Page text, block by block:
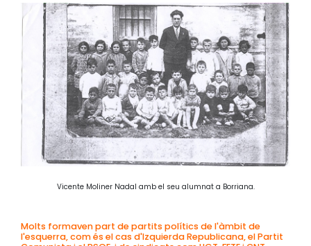
Vicente Moliner Nadal amb el seu alumnat a Borriana.
Molts formaven part de partits polítics de l'àmbit de
l'esquerra, com és el cas d'Izquierda Republicana, el Partit